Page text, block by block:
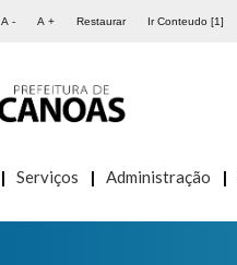
A - A + Restaurar Ir Conteudo [1]
Serviços Administração